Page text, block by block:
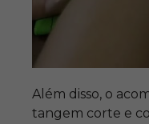
Além disso, o
tangem corte e